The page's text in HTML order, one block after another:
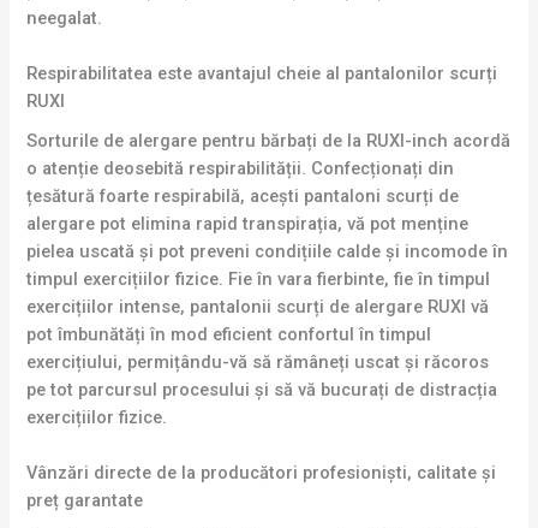
neegalat.
Respirabilitatea este avantajul cheie al pantalonilor scurți
RUXI
Sorturile de alergare pentru bărbați de la RUXI-inch acordă
o atenție deosebită respirabilității. Confecționați din
țesătură foarte respirabilă, acești pantaloni scurți de
alergare pot elimina rapid transpirația, vă pot menține
pielea uscată și pot preveni condițiile calde și incomode în
timpul exercițiilor fizice. Fie în vara fierbinte, fie în timpul
exercițiilor intense, pantalonii scurți de alergare RUXI vă
pot îmbunătăți în mod eficient confortul în timpul
exercițiului, permițându-vă să rămâneți uscat și răcoros
pe tot parcursul procesului și să vă bucurați de distracția
exercițiilor fizice.
Vânzări directe de la producători profesioniști, calitate și
preț garantate